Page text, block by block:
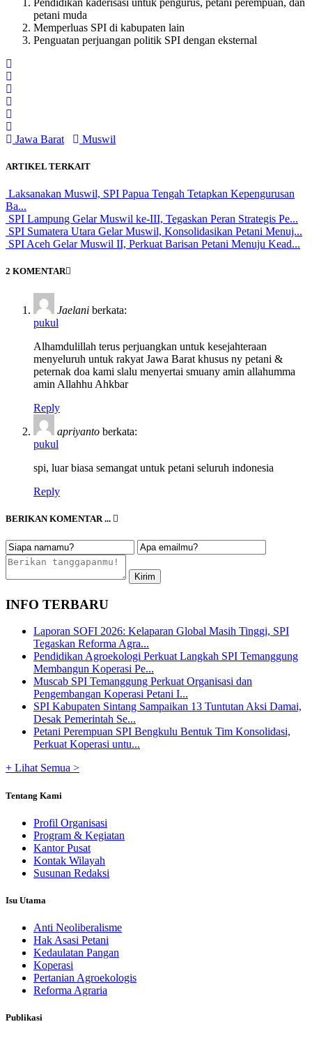
petani muda
Memperluas SPI di kabupaten lain
Penguatan perjuangan politik SPI dengan eksternal
Jawa Barat Muswil
ARTIKEL TERKAIT
Laksanakan Muswil, SPI Papua Tengah Tetapkan Kepengurusan
Ba...
SPI Lampung Gelar Muswil ke-III, Tegaskan Peran Strategis Pe...
SPI Sumatera Utara Gelar Muswil, Konsolidasikan Petani Menuj...
SPI Aceh Gelar Muswil II, Perkuat Barisan Petani Menuju Kead...
2 KOMENTAR
Jaelani berkata:
pukul
Alhamdulillah terus perjuangkan untuk kesejahteraan
menyeluruh untuk rakyat Jawa Barat khusus ny petani &
peternak doa kami slalu menyertai smuany amin allahumma
amin Allahhu Ahkbar
Reply
apriyanto berkata:
pukul
spi, luar biasa semangat untuk petani seluruh indonesia
Reply
BERIKAN KOMENTAR ...
INFO TERBARU
Laporan SOFI 2026: Kelaparan Global Masih Tinggi, SPI
Tegaskan Reforma Agra...
Pendidikan Agroekologi Perkuat Langkah SPI Temanggung
Membangun Koperasi Pe...
Muscab SPI Temanggung Perkuat Organisasi dan
Pengembangan Koperasi Petani I...
SPI Kabupaten Sintang Sampaikan 13 Tuntutan Aksi Damai,
Desak Pemerintah Se...
Petani Perempuan SPI Bengkulu Bentuk Tim Konsolidasi,
Perkuat Koperasi untu...
+ Lihat Semua >
Tentang Kami
Profil Organisasi
Program & Kegiatan
Kantor Pusat
Kontak Wilayah
Susunan Redaksi
Isu Utama
Anti Neoliberalisme
Hak Asasi Petani
Kedaulatan Pangan
Koperasi
Pertanian Agroekologis
Reforma Agraria
Publikasi